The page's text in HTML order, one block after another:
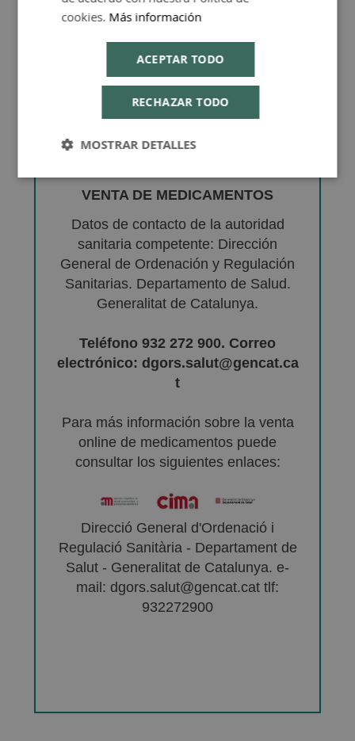
VENTA DE MEDICAMENTOS
Datos de contacto de la autoridad
sanitaria competente: Dirección
General de Ordenación y Regulación
Sanitarias. Departamento de Salud.
Generalitat de Catalunya.
Teléfono 932 272 900. Correo
electrónico: dgors.salut@gencat.ca
t
Para más información sobre la venta
online de medicamentos puede
consultar los siguientes enlaces:
Direcció General d'Ordenació i
Regulació Sanitària - Departament de
Salut - Generalitat de Catalunya. e-
mail: dgors.salut@gencat.cat tlf:
932272900
cookies. Más información
ACEPTAR TODO
RECHAZAR TODO
MOSTRAR DETALLES